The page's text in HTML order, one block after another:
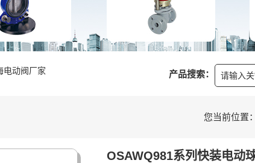
电动阀厂家 产品搜索：
您当前位置：
OSAWQ981系列快装电动